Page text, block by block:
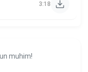
3:18
muhim!